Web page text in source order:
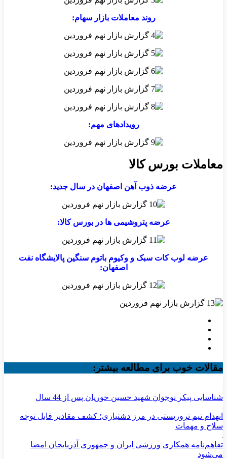
روند معاملات بازار سهام:
رویدادهای مهم:
معاملات بورس کالا
عرضه ذوب آهن اصفهان در سال جدید:
عرضه پتروشیمی ها در بورس کالا:
عرضه لوب کات سبک و وکیوم باتوم سنگین پالایشگاه نفت
اصفهان:
مقالات خوب برای مطالعه بیشتر:
شناسایی پیکر نوجوان شهید حسین حوریان پس از 44 سال
انهدام تیم تروریستی در مرز دشتیاری؛ کشف مقادیر قابل توجه
سلاح و مهمات
تفاهم‌نامه همکاری ورزشی ایران و جمهوری آذربایجان امضا
می‌شود